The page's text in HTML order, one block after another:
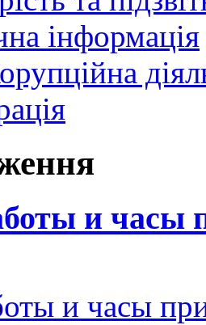
інформація
и часы
и часы